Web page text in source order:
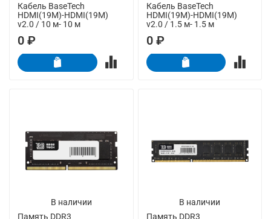
Кабель BaseTech
HDMI(19M)-HDMI(19M)
v2.0 / 10 м- 10 м
0 ₽
Кабель BaseTech
HDMI(19M)-HDMI(19M)
v2.0 / 1.5 м- 1.5 м
0 ₽
В наличии
Память DDR3
В наличии
Память DDR3